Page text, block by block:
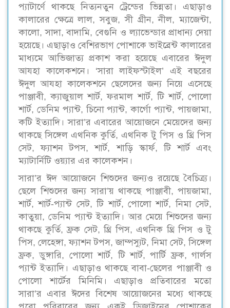
প্যাটার্ণে থাকছে নিত্যনতুন ট্রেন্ডের ভিন্নতা। এছাড়াও
কালারের ক্ষেত্রে লাল, সবুজ, সী গ্রীন, নীল, ম্যাজেন্টা,
কালো, সাদা, বাদামি, বেগুনি ও ল্যাভেন্ডার প্রাধান্য দেয়া
হয়েছে। এছাড়াও বেশিরভাগ পোশাকে ভাইব্রেন্ট কালারের
মাধ্যমে আভিজাত্য প্রকাশ করা হয়েছে এবারের ঈদুল
আযহা কালেকশনে। ‘সারা লাইফস্টাইল’ এই বছরের
ঈদুল আযহা কালেকশনে ছেলেদের জন্য নিয়ে এসেছে
পাঞ্জাবী, ক্যাজুয়াল শার্ট, ফরমাল শার্ট, টি শার্ট, পোলো
শার্ট, ডেনিম প্যান্ট, চিনো প্যান্ট, কার্গো প্যান্ট, পায়জামা,
কটি ইত্যাদি। সারা’র এবারের আয়োজনে মেয়েদের জন্য
থাকছে সিঙ্গেল এথনিক কুর্তি, এথনিক টু পিস ও থ্রি পিস
সেট, ফ্যাশন টপস, শার্ট, শাড়ি স্কার্ফ, টি শার্ট এবং
ম্যাটার্নিটি ওয়্যার এর কালেকশন।
সারা’র ঈদ আয়োজনে শিশুদের জন্যও রয়েছে বৈচিত্র্য।
ছেলে শিশুদের জন্য সারা’য় থাকছে পাঞ্জাবী, পায়জামা,
শার্ট, শার্ট-প্যান্ট সেট, টি শার্ট, পোলো শার্ট, নিমা সেট,
কাতুয়া, ডেনিম প্যান্ট ইত্যাদি। আর মেয়ে শিশুদের জন্য
থাকছে কুর্তি, ফ্রক সেট, থ্রি পিস, এথনিক থ্রি পিস ও টু
পিস, লেহেঙ্গা, ফ্যাশন টপস, জাম্পস্যুট, নিমা সেট, সিঙ্গেল
ফ্রক, ডুঙ্গারি, পোলো শার্ট, টি শার্ট, পার্টি ফ্রক, গার্লস
প্যান্ট ইত্যাদি। এছাড়াও থাকছে বাবা-ছেলের পাঞ্জাবী ও
পোলো শার্টের মিনিমি। এছাড়াও প্রতিবারের মতো
সারা’র এবার ঈদের বিশেষ আয়োজনের মধ্যে থাকছে